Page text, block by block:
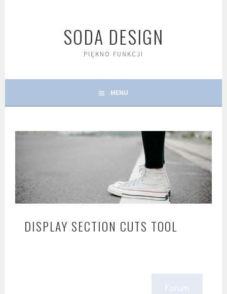
SODA DESIGN
PIĘKNO FUNKCJI
MENU
DISPLAY SECTION CUTS TOOL
Forum